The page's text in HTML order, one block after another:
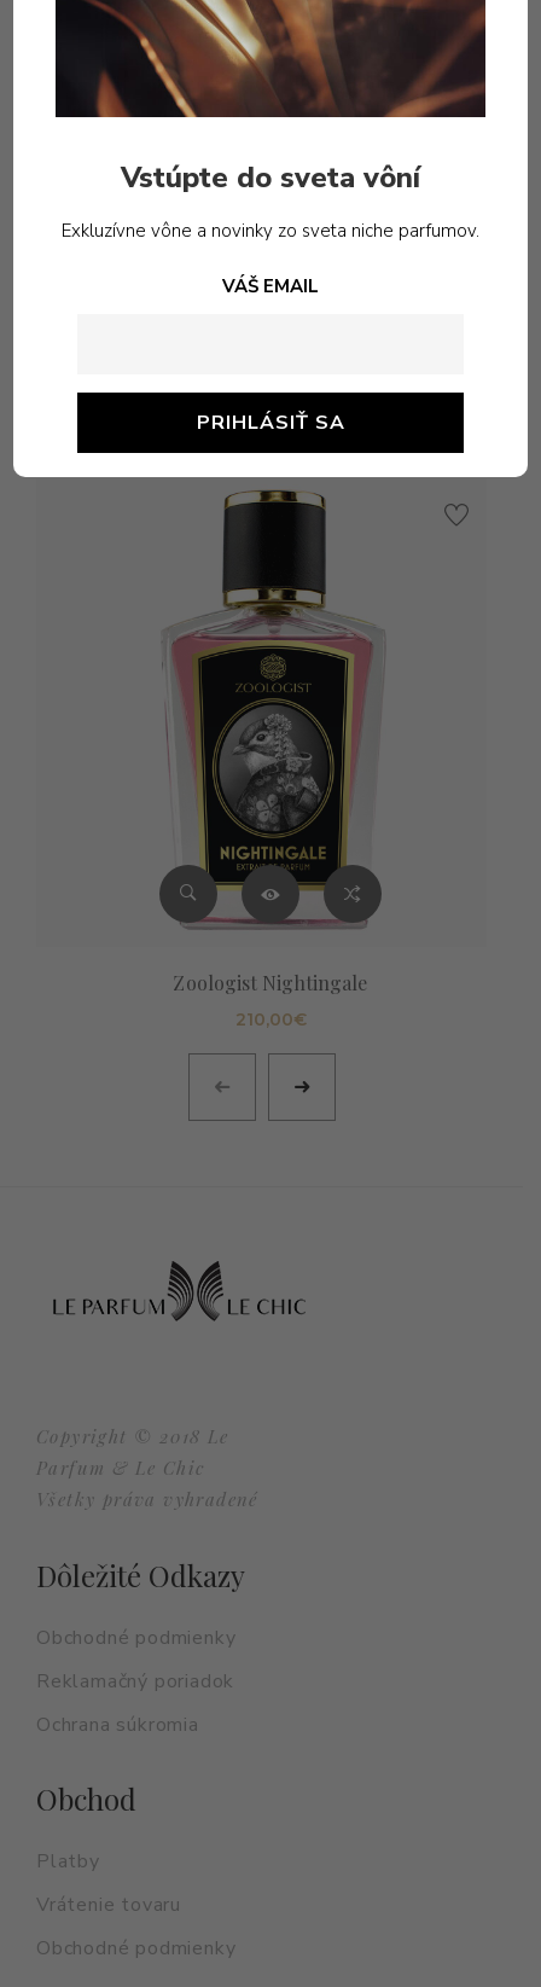
čeľusťami hrôzostrašného tyranosaura. Strašidelné
zviera, stojace vysoko, sa ničoho nebojí, až do
kľúčového momentu, keď oheň na oblohe signalizuje
koniec ich smrtiacej vlády.
60ml extrait de parfum
Podobné produkty
Zoologist Nightingale
210,00€
Copyright © 2018 Le
Parfum & Le Chic
Všetky práva vyhradené
Dôležité Odkazy
Obchodné podmienky
Reklamačný poriadok
Ochrana súkromia
Obchod
Platby
Vrátenie tovaru
Obchodné podmienky
Vstúpte do sveta vôní
Exkluzívne vône a novinky zo sveta niche parfumov.
VÁŠ EMAIL